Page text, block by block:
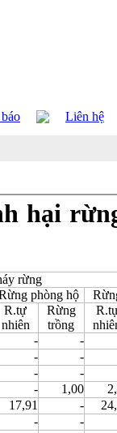
Liên hệ
hại
rừng
phòng hộ
R.tự
nhiên
Rừng
trồng
-
-
-
-
-
-
- 1,00
17,91 -
-
-